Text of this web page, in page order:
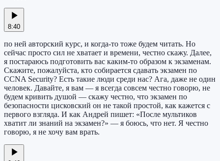
8:40
по ней авторский курс, и когда-то тоже будем читать. Но
сейчас просто сил не хватает и времени, честно скажу. Далее,
я постараюсь подготовить вас каким-то образом к экзаменам.
Скажите, пожалуйста, кто собирается сдавать экзамен по
CCNA Security? Есть такие люди среди нас? Ага, даже не один
человек. Давайте, я вам — я всегда совсем честно говорю, не
будем кривить душой — скажу честно, что экзамен по
безопасности цисковский он не такой простой, как кажется с
первого взгляда. И как Андрей пишет: «После мультиков
хватит ли знаний на экзамен?» — я боюсь, что нет. Я честно
говорю, я не хочу вам врать.